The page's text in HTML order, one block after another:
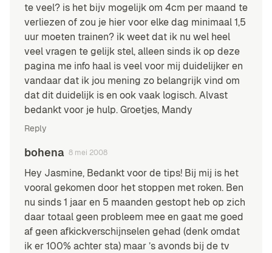
te veel? is het bijv mogelijk om 4cm per maand te
verliezen of zou je hier voor elke dag minimaal 1,5
uur moeten trainen? ik weet dat ik nu wel heel
veel vragen te gelijk stel, alleen sinds ik op deze
pagina me info haal is veel voor mij duidelijker en
vandaar dat ik jou mening zo belangrijk vind om
dat dit duidelijk is en ook vaak logisch. Alvast
bedankt voor je hulp. Groetjes, Mandy
Reply
bohena 8 mei 2008
Hey Jasmine, Bedankt voor de tips! Bij mij is het
vooral gekomen door het stoppen met roken. Ben
nu sinds 1 jaar en 5 maanden gestopt heb op zich
daar totaal geen probleem mee en gaat me goed
af geen afkickverschijnselen gehad (denk omdat
ik er 100% achter sta) maar ’s avonds bij de tv